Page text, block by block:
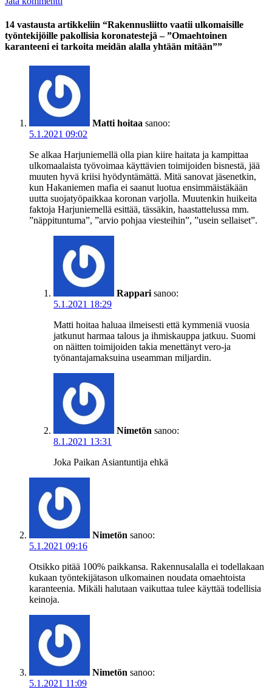
14 vastausta artikkeliin “Rakennusliitto vaatii ulkomaisille
työntekijöille pakollisia koronatestejä – ”Omaehtoinen
karanteeni ei tarkoita meidän alalla yhtään mitään””
Matti hoitaa sanoo:
5.1.2021 09:02
Se alkaa Harjuniemellä olla pian kiire haitata ja kampittaa
ulkomaalaista työvoimaa käyttävien toimijoiden bisnestä, jää
muuten hyvä kriisi hyödyntämättä. Mitä sanovat jäsenetkin,
kun Hakaniemen mafia ei saanut luotua ensimmäistäkään
uutta suojatyöpaikkaa koronan varjolla. Muutenkin huikeita
faktoja Harjuniemellä esittää, tässäkin, haastattelussa mm.
”näppituntuma”, ”arvio pohjaa viesteihin”, ”usein sellaiset”.
Rappari sanoo:
5.1.2021 18:29
Matti hoitaa haluaa ilmeisesti että kymmeniä vuosia
jatkunut harmaa talous ja ihmiskauppa jatkuu. Suomi
on näitten toimijoiden takia menettänyt vero-ja
työnantajamaksuina useamman miljardin.
Nimetön sanoo:
8.1.2021 13:31
Joka Paikan Asiantuntija ehkä
Nimetön sanoo:
5.1.2021 09:16
Otsikko pitää 100% paikkansa. Rakennusalalla ei todellakaan
kukaan työntekijätason ulkomainen noudata omaehtoista
karanteenia. Mikäli halutaan vaikuttaa tulee käyttää todellisia
keinoja.
Nimetön sanoo:
5.1.2021 11:09